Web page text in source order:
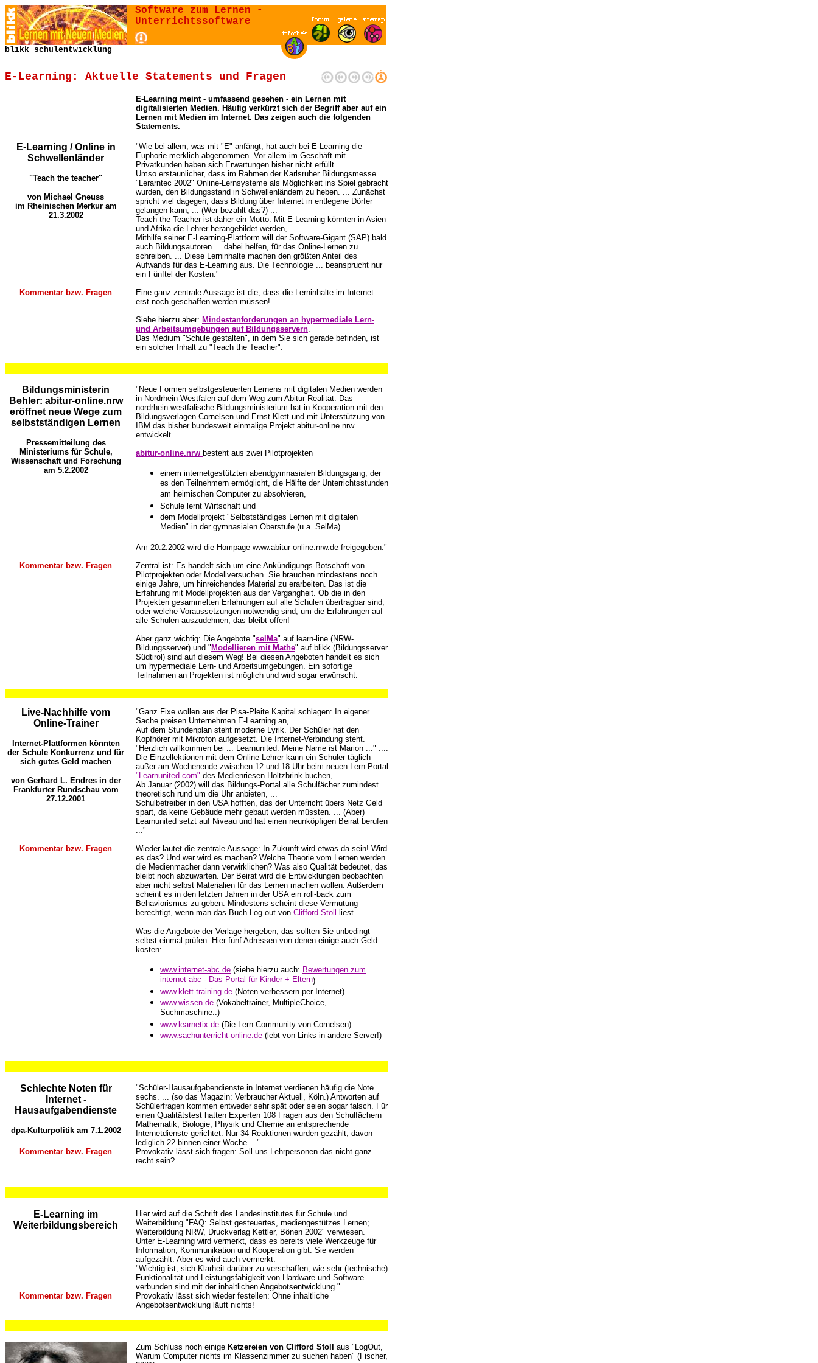
Software zum Lernen -
Unterrichtssoftware
blikk schulentwicklung
E-Learning: Aktuelle Statements und Fragen
E-Learning meint - umfassend gesehen - ein Lernen mit
digitalisierten Medien. Häufig verkürzt sich der Begriff aber auf ein
Lernen mit Medien im Internet. Das zeigen auch die folgenden
Statements.
E-Learning / Online in
Schwellenländer
"Teach the teacher"
von Michael Gneuss
im Rheinischen Merkur am
21.3.2002
"Wie bei allem, was mit "E" anfängt, hat auch bei E-Learning die
Euphorie merklich abgenommen. Vor allem im Geschäft mit
Privatkunden haben sich Erwartungen bisher nicht erfüllt. ...
Umso erstaunlicher, dass im Rahmen der Karlsruher Bildungsmesse
"Lerarntec 2002" Online-Lernsysteme als Möglichkeit ins Spiel gebracht
wurden, den Bildungsstand in Schwellenländern zu heben. ... Zunächst
spricht viel dagegen, dass Bildung über Internet in entlegene Dörfer
gelangen kann; ... (Wer bezahlt das?) ...
Teach the Teacher ist daher ein Motto. Mit E-Learning könnten in Asien
und Afrika die Lehrer herangebildet werden, ...
Mithilfe seiner E-Learning-Plattform will der Software-Gigant (SAP) bald
auch Bildungsautoren ... dabei helfen, für das Online-Lernen zu
schreiben. ... Diese Lerninhalte machen den größten Anteil des
Aufwands für das E-Learning aus. Die Technologie ... beansprucht nur
ein Fünftel der Kosten."
Kommentar bzw. Fragen
Eine ganz zentrale Aussage ist die, dass die Lerninhalte im Internet
erst noch geschaffen werden müssen!
Siehe hierzu aber: Mindestanforderungen an hypermediale Lern-
und Arbeitsumgebungen auf Bildungsservern.
Das Medium "Schule gestalten", in dem Sie sich gerade befinden, ist
ein solcher Inhalt zu "Teach the Teacher".
Bildungsministerin
Behler: abitur-online.nrw
eröffnet neue Wege zum
selbstständigen Lernen
Pressemitteilung des
Ministeriums für Schule,
Wissenschaft und Forschung
am 5.2.2002
"Neue Formen selbstgesteuerten Lernens mit digitalen Medien werden
in Nordrhein-Westfalen auf dem Weg zum Abitur Realität: Das
nordrhein-westfälische Bildungsministerium hat in Kooperation mit den
Bildungsverlagen Cornelsen und Ernst Klett und mit Unterstützung von
IBM das bisher bundesweit einmalige Projekt abitur-online.nrw
entwickelt. ....
abitur-online.nrw besteht aus zwei Pilotprojekten
einem internetgestützten abendgymnasialen Bildungsgang, der
es den Teilnehmern ermöglicht, die Hälfte der Unterrichtsstunden
am heimischen Computer zu absolvieren,
Schule lernt Wirtschaft und
dem Modellprojekt "Selbstständiges Lernen mit digitalen
Medien" in der gymnasialen Oberstufe (u.a. SelMa). ...
Am 20.2.2002 wird die Hompage www.abitur-online.nrw.de freigegeben."
Kommentar bzw. Fragen
Zentral ist: Es handelt sich um eine Ankündigungs-Botschaft von
Pilotprojekten oder Modellversuchen. Sie brauchen mindestens noch
einige Jahre, um hinreichendes Material zu erarbeiten. Das ist die
Erfahrung mit Modellprojekten aus der Vergangheit. Ob die in den
Projekten gesammelten Erfahrungen auf alle Schulen übertragbar sind,
oder welche Voraussetzungen notwendig sind, um die Erfahrungen auf
alle Schulen auszudehnen, das bleibt offen!
Aber ganz wichtig: Die Angebote "selMa" auf learn-line (NRW-
Bildungsserver) und " Modellieren mit Mathe" auf blikk (Bildungsserver
Südtirol) sind auf diesem Weg! Bei diesen Angeboten handelt es sich
um hypermediale Lern- und Arbeitsumgebungen. Ein sofortige
Teilnahmen an Projekten ist möglich und wird sogar erwünscht.
Live-Nachhilfe vom
Online-Trainer
Internet-Plattformen könnten
der Schule Konkurrenz und für
sich gutes Geld machen
von Gerhard L. Endres in der
Frankfurter Rundschau vom
27.12.2001
"Ganz Fixe wollen aus der Pisa-Pleite Kapital schlagen: In eigener
Sache preisen Unternehmen E-Learning an, ...
Auf dem Stundenplan steht moderne Lyrik. Der Schüler hat den
Kopfhörer mit Mikrofon aufgesetzt. Die Internet-Verbindung steht.
"Herzlich willkommen bei ... Learnunited. Meine Name ist Marion ..." ....
Die Einzellektionen mit dem Online-Lehrer kann ein Schüler täglich
außer am Wochenende zwischen 12 und 18 Uhr beim neuen Lern-Portal
"Learnunited.com" des Medienriesen Holtzbrink buchen, ...
Ab Januar (2002) will das Bildungs-Portal alle Schulfächer zumindest
theoretisch rund um die Uhr anbieten, ...
Schulbetreiber in den USA hofften, das der Unterricht übers Netz Geld
spart, da keine Gebäude mehr gebaut werden müssten. ... (Aber)
Learnunited setzt auf Niveau und hat einen neunköpfigen Beirat berufen
..."
Kommentar bzw. Fragen
Wieder lautet die zentrale Aussage: In Zukunft wird etwas da sein! Wird
es das? Und wer wird es machen? Welche Theorie vom Lernen werden
die Medienmacher dann verwirklichen? Was also Qualität bedeutet, das
bleibt noch abzuwarten. Der Beirat wird die Entwicklungen beobachten
aber nicht selbst Materialien für das Lernen machen wollen. Außerdem
scheint es in den letzten Jahren in der USA ein roll-back zum
Behaviorismus zu geben. Mindestens scheint diese Vermutung
berechtigt, wenn man das Buch Log out von Clifford Stoll liest.
Was die Angebote der Verlage hergeben, das sollten Sie unbedingt
selbst einmal prüfen. Hier fünf Adressen von denen einige auch Geld
kosten:
www.internet-abc.de (siehe hierzu auch: Bewertungen zum
internet abc - Das Portal für Kinder + Eltern)
www.klett-training.de (Noten verbessern per Internet)
www.wissen.de (Vokabeltrainer, MultipleChoice,
Suchmaschine..)
www.learnetix.de (Die Lern-Community von Cornelsen)
www.sachunterricht-online.de (lebt von Links in andere Server!)
Schlechte Noten für
Internet -
Hausaufgabendienste
dpa-Kulturpolitik am 7.1.2002
"Schüler-Hausaufgabendienste in Internet verdienen häufig die Note
sechs. ... (so das Magazin: Verbraucher Aktuell, Köln.) Antworten auf
Schülerfragen kommen entweder sehr spät oder seien sogar falsch. Für
einen Qualitätstest hatten Experten 108 Fragen aus den Schulfächern
Mathematik, Biologie, Physik und Chemie an entsprechende
Internetdienste gerichtet. Nur 34 Reaktionen wurden gezählt, davon
lediglich 22 binnen einer Woche...."
Kommentar bzw. Fragen
Provokativ lässt sich fragen: Soll uns Lehrpersonen das nicht ganz
recht sein?
E-Learning im
Weiterbildungsbereich
Hier wird auf die Schrift des Landesinstitutes für Schule und
Weiterbildung "FAQ: Selbst gesteuertes, mediengestützes Lernen;
Weiterbildung NRW, Druckverlag Kettler, Bönen 2002" verwiesen.
Unter E-Learning wird vermerkt, dass es bereits viele Werkzeuge für
Information, Kommunikation und Kooperation gibt. Sie werden
aufgezählt. Aber es wird auch vermerkt:
"Wichtig ist, sich Klarheit darüber zu verschaffen, wie sehr (technische)
Funktionalität und Leistungsfähigkeit von Hardware und Software
verbunden sind mit der inhaltlichen Angebotsentwicklung."
Kommentar bzw. Fragen
Provokativ lässt sich wieder festellen: Ohne inhaltliche
Angebotsentwicklung läuft nichts!
Zum Schluss noch einige Ketzereien von Clifford Stoll aus "LogOut,
Warum Computer nichts im Klassenzimmer zu suchen haben" (Fischer,